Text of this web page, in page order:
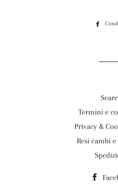
Termini e
Privacy &
Resi cambi